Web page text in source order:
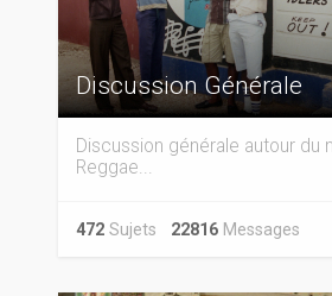
Discussion Générale
Discussion générale autour du
Reggae...
472Sujets 22816Messages